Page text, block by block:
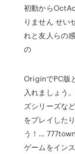
初動から
りません せい
れと友人らの
の
OriginでPC版
入れましょう
ズシリーズな
をプレイした
う！…
ゲームをイン